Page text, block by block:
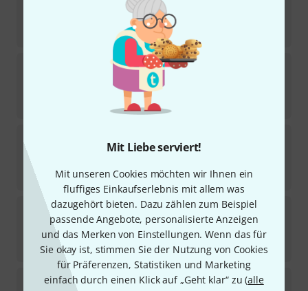
Mit Liebe serviert!
Mit unseren Cookies möchten wir Ihnen ein
fluffiges Einkaufserlebnis mit allem was
dazugehört bieten. Dazu zählen zum Beispiel
passende Angebote, personalisierte Anzeigen
und das Merken von Einstellungen. Wenn das für
Sie okay ist, stimmen Sie der Nutzung von Cookies
für Präferenzen, Statistiken und Marketing
einfach durch einen Klick auf „Geht klar“ zu (alle
Sofort lieferbar
Harley BentonTE-90QM HH Trans Blue
151
Sofort lieferbar
955
119€
Harley BentonFusion-T II HH MN HT BM
2
Sofort lieferbar
449 €
Harley BentonFusion-T II EMG MN HT SBK